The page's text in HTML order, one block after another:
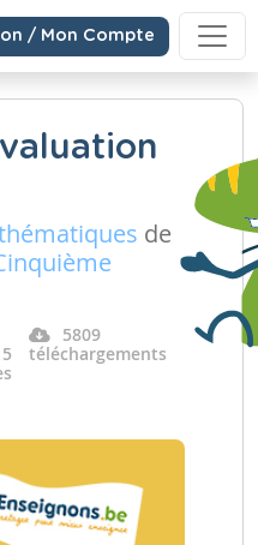
/ Mon Compte
de
5809
téléchargements